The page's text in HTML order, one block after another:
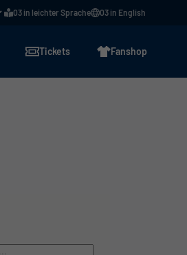
03 in leichter Sprache 03 in English
Tickets Fanshop